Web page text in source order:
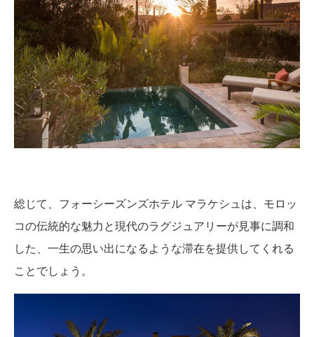
総じて、フォーシーズンズホテル マラケシュは、モロッ
コの伝統的な魅力と現代のラグジュアリーが見事に調和
した、一生の思い出になるような滞在を提供してくれる
ことでしょう。